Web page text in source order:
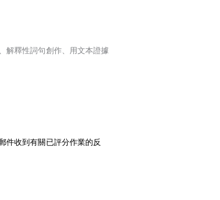
解釋性詞句創作、用文本證據
件收到有關已評分作業的反